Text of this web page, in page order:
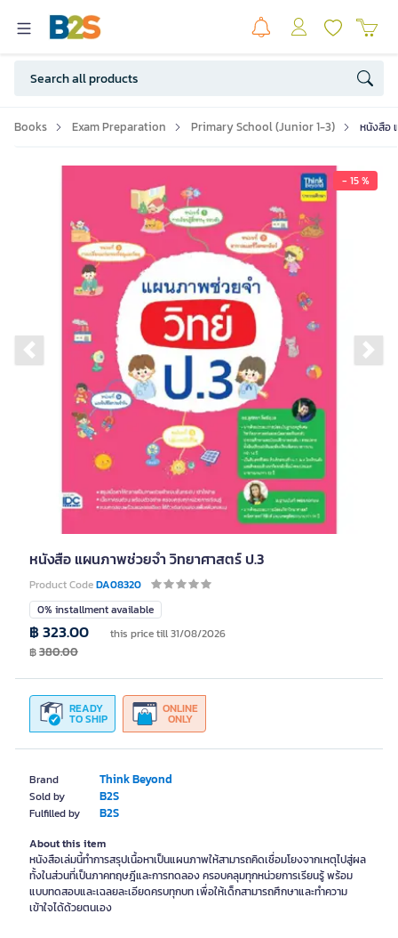
Books Exam Preparation Primary School (Junior 1-3) หนังสือ
- 15 %
Previous slide
หนังสือ แผนภาพช่วยจำ วิทยาศาสตร์ ป.3
Product CodeDA08320
Brand Think Beyond
Sold by B2S
Fulfilled by B2S
0% installment available
READY
TO SHIP
ONLINE
ONLY
฿ 323.00 this price till 31/08/2026
฿380.00
About this item
หนังสือเล่มนี้ทำการสรุปเนื้อหาเป็นแผนภาพให้สามารถคิดเชื่อมโยงจากเหตุไปสู่ผล
ทั้งในส่วนที่เป็นภาคทฤษฎีและการทดลอง ครอบคลุมทุกหน่วยการเรียนรู้ พร้อม
แบบทดสอบและเฉลยละเอียดครบทุกบท เพื่อให้เด็กสามารถศึกษาและทำความ
เข้าใจได้ด้วยตนเอง